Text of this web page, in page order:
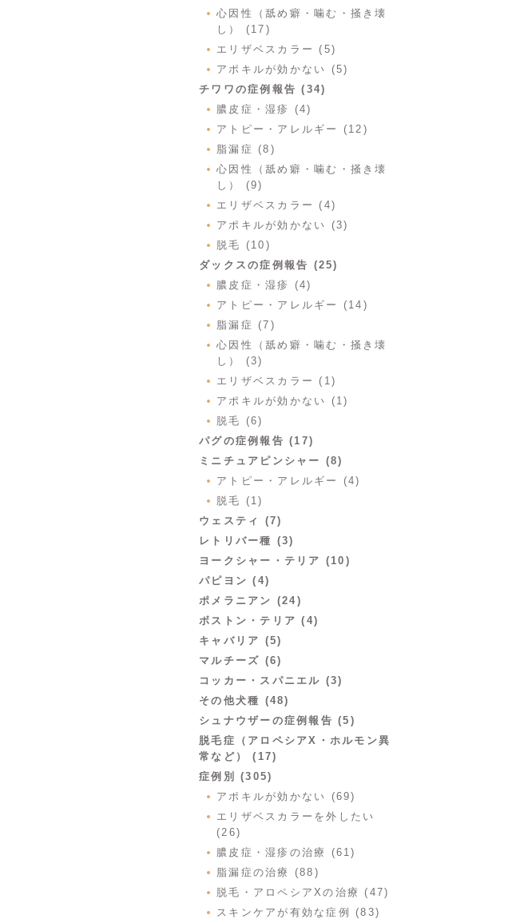
心因性（舐め癖・噛む・掻き壊
し） (17)
エリザベスカラー (5)
アポキルが効かない (5)
チワワの症例報告 (34)
膿皮症・湿疹 (4)
アトピー・アレルギー (12)
脂漏症 (8)
心因性（舐め癖・噛む・掻き壊
し） (9)
エリザベスカラー (4)
アポキルが効かない (3)
脱毛 (10)
ダックスの症例報告 (25)
膿皮症・湿疹 (4)
アトピー・アレルギー (14)
脂漏症 (7)
心因性（舐め癖・噛む・掻き壊
し） (3)
エリザベスカラー (1)
アポキルが効かない (1)
脱毛 (6)
パグの症例報告 (17)
ミニチュアピンシャー (8)
アトピー・アレルギー (4)
脱毛 (1)
ウェスティ (7)
レトリバー種 (3)
ヨークシャー・テリア (10)
パピヨン (4)
ポメラニアン (24)
ボストン・テリア (4)
キャバリア (5)
マルチーズ (6)
コッカー・スパニエル (3)
その他犬種 (48)
シュナウザーの症例報告 (5)
脱毛症（アロペシアX・ホルモン異
常など） (17)
症例別 (305)
アポキルが効かない (69)
エリザベスカラーを外したい
(26)
膿皮症・湿疹の治療 (61)
脂漏症の治療 (88)
脱毛・アロペシアXの治療 (47)
スキンケアが有効な症例 (83)